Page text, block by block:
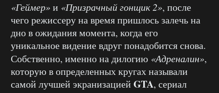
«Геймер»и «Призрачный гонщик 2», после
чего режиссеру на время пришлось залечь на
дно в ожидания момента, когда его
уникальное видение вдруг понадобится снова.
Собственно, именно на дилогию «Адреналин»,
которую в определенных кругах называли
самой лучшей экранизацией GTA, сериал